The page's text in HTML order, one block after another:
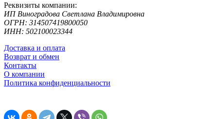
Реквизиты компании:
ИП Виноградова Светлана Владимировна
ОГРН: 314507419800050
ИНН: 502100023344
Доставка и оплата
Возврат и обмен
Контакты
О компании
Политика конфиденциальности